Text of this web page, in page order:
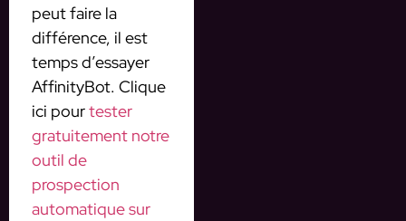
peut faire la
différence, il est
temps d’essayer
AffinityBot. Clique
ici pourtester
gratuitement notre
outil de
prospection
automatique sur